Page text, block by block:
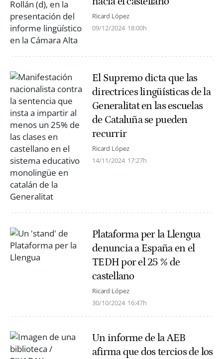
Ricard López
09/12/2024 18:00h
El Supremo dicta que las
directrices lingüísticas de la
Generalitat en las escuelas
de Cataluña se pueden
recurrir
Ricard López
14/11/2024 17:27h
Plataforma per la Llengua
denuncia a España en el
TEDH por el 25 % de
castellano
Ricard López
30/10/2024 16:47h
Un informe de la AEB
afirma que dos tercios de los